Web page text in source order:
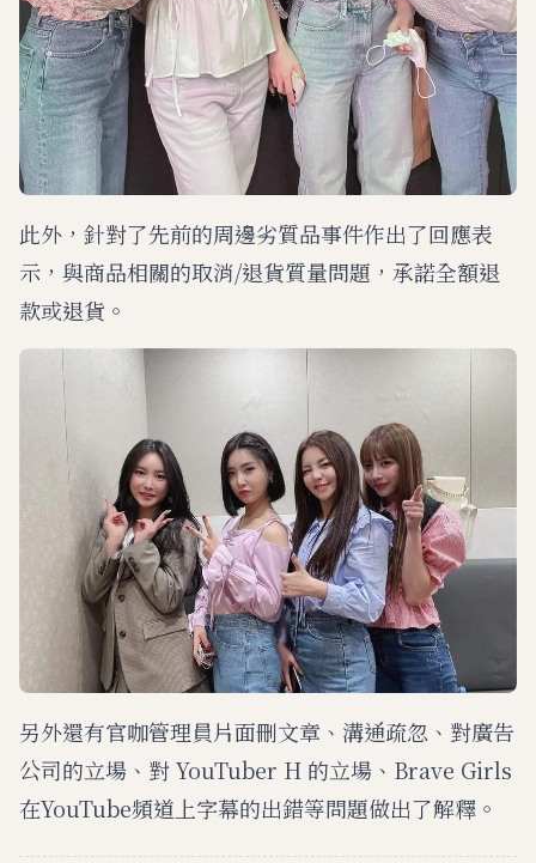
此外，針對了先前的周邊劣質品事件作出了回應表
示，與商品相關的取消/退貨質量問題，承諾全額退
款或退貨。
另外還有官咖管理員片面刪文章、溝通疏忽、對廣告
公司的立場、對 YouTuber H 的立場、Brave Girls
在YouTube頻道上字幕的出錯等問題做出了解釋。